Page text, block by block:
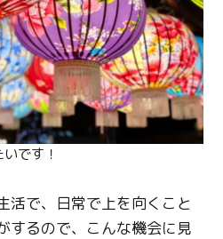
です！
活で、日常で上を向くこと
するので、こんな機会に見